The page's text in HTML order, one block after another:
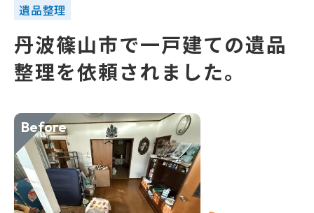
遺品整理
丹波篠山市で一戸建ての遺品
整理を依頼されました。
Before